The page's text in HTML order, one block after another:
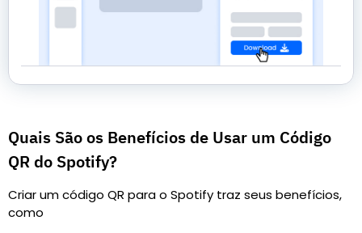
Quais São os Benefícios de Usar um Código
QR do Spotify?
Criar um código QR para o Spotify traz seus benefícios,
como